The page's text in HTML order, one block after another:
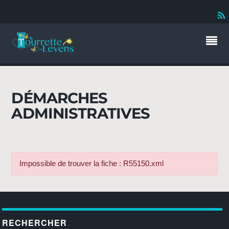
DÉMARCHES
ADMINISTRATIVES
Impossible de trouver la fiche : R55150.xml
RECHERCHER